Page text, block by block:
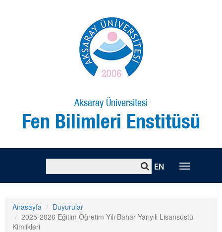
Aksaray Üniversitesi
Fen Bilimleri Enstitüsü
EN
Anasayfa
Duyurular
2025-2026 Eğitim Öğretim Yılı Bahar Yarıyılı Lisansüstü
Kimlikleri